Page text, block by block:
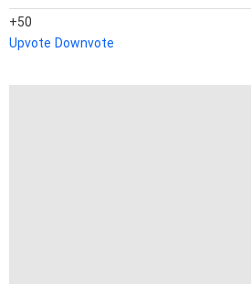
50
Upvote Downvote